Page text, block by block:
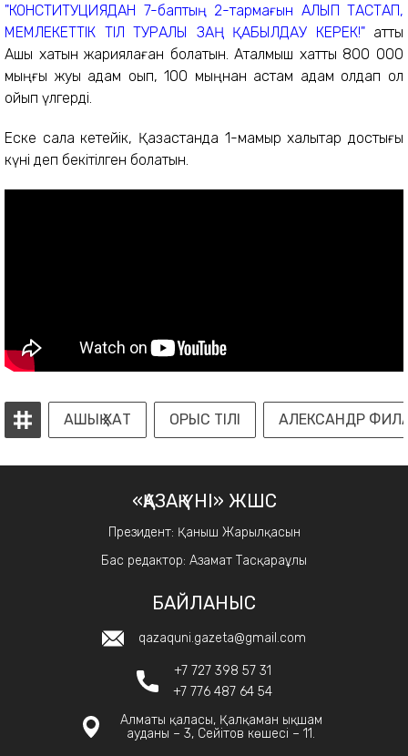
"КОНСТИТУЦИЯДАН 7-баптың 2-тармағын АЛЫП ТАСТАП,
МЕМЛЕКЕТТІК ТІЛ ТУРАЛЫ ЗАҢ ҚАБЫЛДАУ КЕРЕК!"атты
Ашық хатын жариялаған болатын. Аталмыш хатты 800 000
мыңғы жуық адам оқып, 100 мыңнан астам адам қолдап қол
қойып үлгерді.
Еске сала кетейік, Қазақстанда 1-мамыр халықтар достығы
күні деп бекітілген болатын.
АШЫҚ ХАТ ОРЫС ТІЛІ АЛЕКСАНДР
«ҚАЗАҚ ҮНІ» ЖШС
Президент: Қаныш Жарылқасын
Бас редактор: Азамат Тасқараұлы
БАЙЛАНЫС
qazaquni.gazeta@gmail.com
+7 727 398 57 31
+7 776 487 64 54
Алматы қаласы, Қалқаман ықшам
ауданы – 3, Сейітов көшесі – 11.